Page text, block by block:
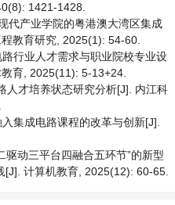
1421-1428.
代产业学院的粤港澳大湾区集成
教育研究, 2025(1): 54-60.
行业人才需求与职业院校专业设
育, 2025(11): 5-13+24.
人才培养状态研究分析[J]. 内江科
集成电路课程的改革与创新[J].
驱动三平台四融合五环节”的新型
[J]. 计算机教育, 2025(12): 60-65.